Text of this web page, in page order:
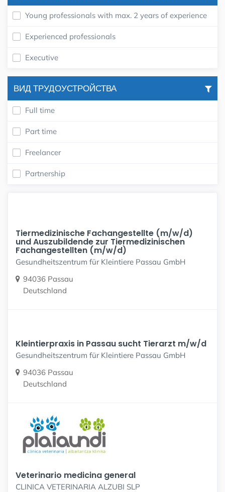
Young professionals with max. 2 years of experience
Experienced professionals
Executive
ВИД ТРУДОУСТРОЙСТВА
Full time
Part time
Freelancer
Partnership
Tiermedizinische Fachangestellte (m/w/d)
und Auszubildende zur Tiermedizinischen
Fachangestellten (m/w/d)
Gesundheitszentrum für Kleintiere Passau GmbH
94036 Passau
Deutschland
Kleintierpraxis in Passau sucht Tierarzt m/w/d
Gesundheitszentrum für Kleintiere Passau GmbH
94036 Passau
Deutschland
Veterinario medicina general
CLINICA VETERINARIA ALZUBI SLP